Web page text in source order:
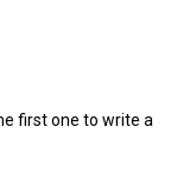
first one to write a